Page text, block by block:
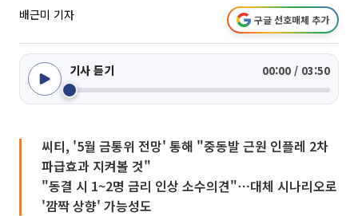
배근미 기자 구글 선호매체 추가
기사 듣기 00:00 / 03:50
씨티, '5월 금통위 전망' 통해 "중동발 근원 인플레 2차
파급효과 지켜볼 것"
"동결 시 1~2명 금리 인상 소수의견"⋯대체 시나리오로
'깜짝 상향' 가능성도